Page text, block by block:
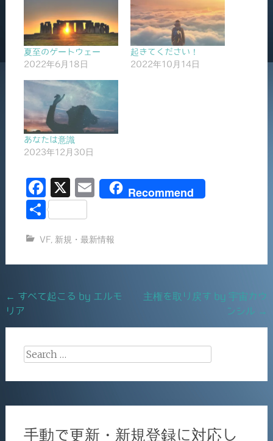
夏至のゲートウェー
2022年6月18日
起きてください！
2022年10月14日
あなたは意識
2023年12月30日
F
a
e
b
o
k
X
E
l
Recommend
共
VF, 新規・最新情報
Post
navigation
← すべて起こる by エルモ
リア
主権を取り戻す by 宇宙カウ
ンシル →
Search
手動で更新・新規登録に対応し